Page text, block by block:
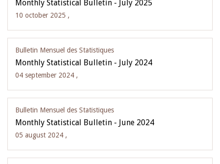
Monthly Statistical Bulletin - July 2025
10 october 2025 ,
Bulletin Mensuel des Statistiques
Monthly Statistical Bulletin - July 2024
04 september 2024 ,
Bulletin Mensuel des Statistiques
Monthly Statistical Bulletin - June 2024
05 august 2024 ,